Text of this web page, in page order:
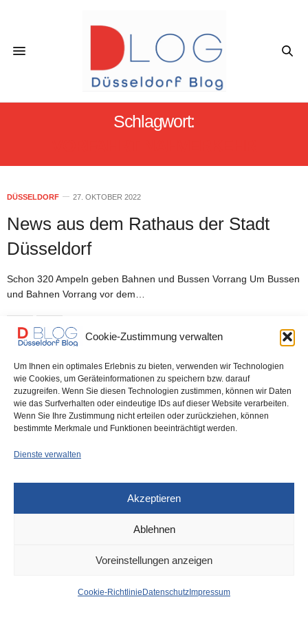
Cookie-Zustimmung verwalten
Um Ihnen ein optimales Erlebnis zu bieten, verwenden wir Technologien
wie Cookies, um Geräteinformationen zu speichern bzw. darauf
zuzugreifen. Wenn Sie diesen Technologien zustimmen, können wir Daten
wie das Surfverhalten oder eindeutige IDs auf dieser Website verarbeiten.
Wenn Sie Ihre Zustimmung nicht erteilen oder zurückziehen, können
bestimmte Merkmale und Funktionen beeinträchtigt werden.
Dienste verwalten
Akzeptieren
Ablehnen
Voreinstellungen anzeigen
Cookie-Richtlinie Datenschutz Impressum
Schlagwort:
DÜSSELDORF 27. OKTOBER 2022
News aus dem Rathaus der Stadt
Düsseldorf
Schon 320 Ampeln geben Bahnen und Bussen Vorrang Um Bussen
und Bahnen Vorrang vor dem…
0 SHARES
IMPRESSUM DATENSCHUTZ COOKIE-RICHTLINIE (EU)